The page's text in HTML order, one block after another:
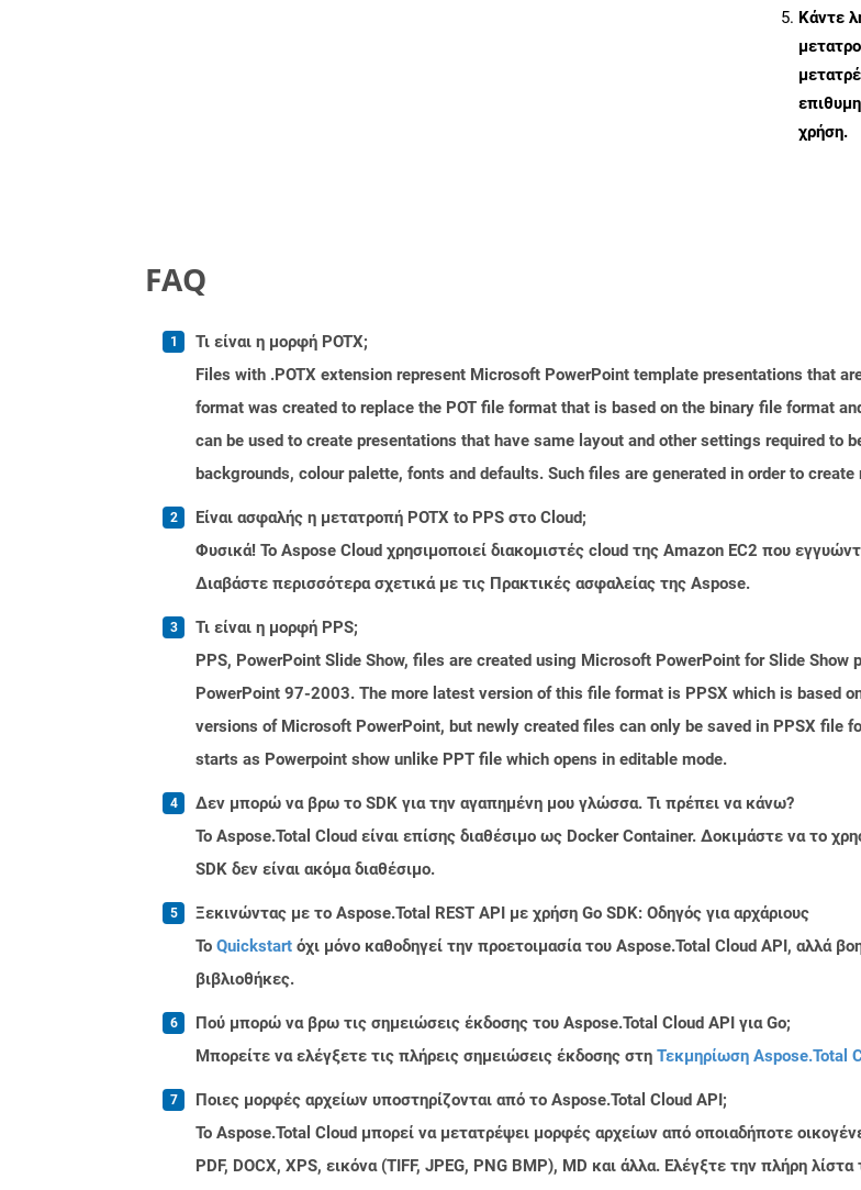
Κάντε
χρήση.
FAQ
Τι είναι η μορφή POTX;
Files with .POTX extension represent Microsoft PowerPoint template presentations that
format was created to replace the POT file format that is based on the binary file format
can be used to create presentations that have same layout and other settings required to
backgrounds, colour palette, fonts and defaults. Such files are generated in order to
Είναι ασφαλής η μετατροπή POTX to PPS στο Cloud;
Φυσικά! Το Aspose Cloud χρησιμοποιεί διακομιστές cloud της Amazon EC2 που
Διαβάστε περισσότερα σχετικά με τις Πρακτικές ασφαλείας της Aspose.
Τι είναι η μορφή PPS;
PPS, PowerPoint Slide Show, files are created using Microsoft PowerPoint for Slide
PowerPoint 97-2003. The more latest version of this file format is PPSX which is based
versions of Microsoft PowerPoint, but newly created files can only be saved in PPSX file
starts as Powerpoint show unlike PPT file which opens in editable mode.
Δεν μπορώ να βρω το SDK για την αγαπημένη μου γλώσσα. Τι πρέπει να κάνω?
Το Aspose.Total Cloud είναι επίσης διαθέσιμο ως Docker Container. Δοκιμάστε να το
SDK δεν είναι ακόμα διαθέσιμο.
Ξεκινώντας με το Aspose.Total REST API με χρήση Go SDK: Οδηγός για αρχάριους
Το Quickstart όχι μόνο καθοδηγεί την προετοιμασία του Aspose.Total Cloud API, αλλά
βιβλιοθήκες.
Πού μπορώ να βρω τις σημειώσεις έκδοσης του Aspose.Total Cloud API για Go;
Μπορείτε να ελέγξετε τις πλήρεις σημειώσεις έκδοσης στη Τεκμηρίωση Aspose.Total
Ποιες μορφές αρχείων υποστηρίζονται από το Aspose.Total Cloud API;
Το Aspose.Total Cloud μπορεί να μετατρέψει μορφές αρχείων από οποιαδήποτε
PDF, DOCX, XPS, εικόνα (TIFF, JPEG, PNG BMP), MD και άλλα. Ελέγξτε την πλήρη